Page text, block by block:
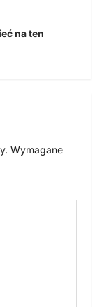
na ten
Wymagane